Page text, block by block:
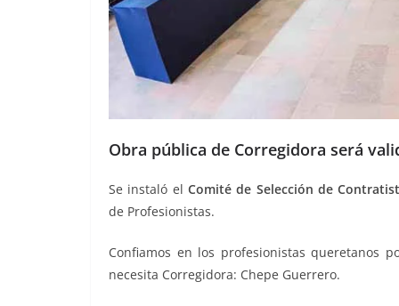
Obra pública de Corregidora será
Se instaló el Comité de Selección de
de Profesionistas.
Confiamos en los profesionistas queretanos
necesita Corregidora: Chepe Guerrero.